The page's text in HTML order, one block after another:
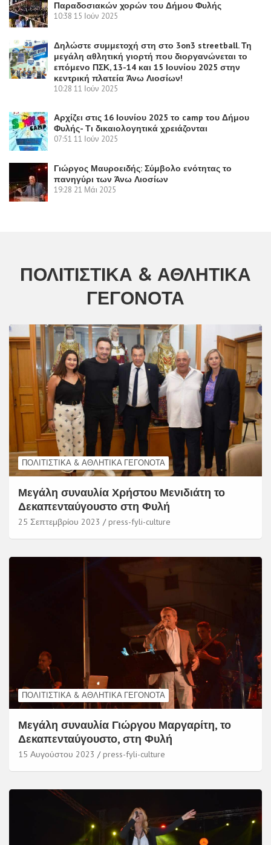
Παραδοσιακών χορών του Δήμου Φυλής
10:38 15 Ιούν 2025
Δηλώστε συμμετοχή στη στο 3on3 streetball. Τη
μεγάλη αθλητική γιορτή που διοργανώνεται το
επόμενο ΠΣΚ, 13-14 και 15 Ιουνίου 2025 στην
κεντρική πλατεία Άνω Λιοσίων!
10:28 11 Ιούν 2025
Αρχίζει στις 16 Ιουνίου 2025 το camp του Δήμου
Φυλής- Τι δικαιολογητικά χρειάζονται
07:51 11 Ιούν 2025
Γιώργος Μαυροειδής: Σύμβολο ενότητας το
πανηγύρι των Άνω Λιοσίων
19:28 21 Μάι 2025
ΠΟΛΙΤΙΣΤΙΚΆ & ΑΘΛΗΤΙΚΆ
ΓΕΓΟΝΌΤΑ
ΠΟΛΙΤΙΣΤΙΚΆ & ΑΘΛΗΤΙΚΆ ΓΕΓΟΝΌΤΑ
Μεγάλη συναυλία Χρήστου Μενιδιάτη το
Δεκαπενταύγουστο στη Φυλή
25 Σεπτεμβρίου 2023 press-fyli-culture
ΠΟΛΙΤΙΣΤΙΚΆ & ΑΘΛΗΤΙΚΆ ΓΕΓΟΝΌΤΑ
Μεγάλη συναυλία Γιώργου Μαργαρίτη, το
Δεκαπενταύγουστο, στη Φυλή
15 Αυγούστου 2023 press-fyli-culture